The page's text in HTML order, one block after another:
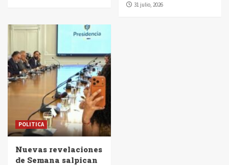
31 julio, 2026
POLITICA
Nuevas revelaciones
de Semana salpican